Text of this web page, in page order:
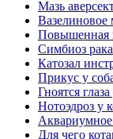
Мазь
Вазелиновое
Повышенная
Симбиоз
Катозал
Прикус у
Гноятся
Нотоэдроз у
Аквариумное
Для чего